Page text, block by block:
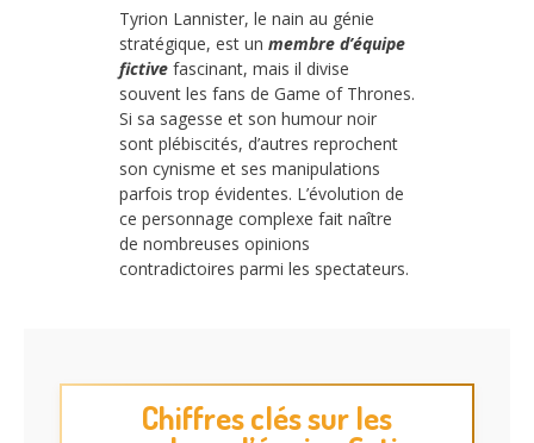
Tyrion Lannister, le nain au génie
stratégique, est un membre d’équipe
fictive fascinant, mais il divise
souvent les fans de Game of Thrones.
Si sa sagesse et son humour noir
sont plébiscités, d’autres reprochent
son cynisme et ses manipulations
parfois trop évidentes. L’évolution de
ce personnage complexe fait naître
de nombreuses opinions
contradictoires parmi les spectateurs.
Chiffres clés sur les